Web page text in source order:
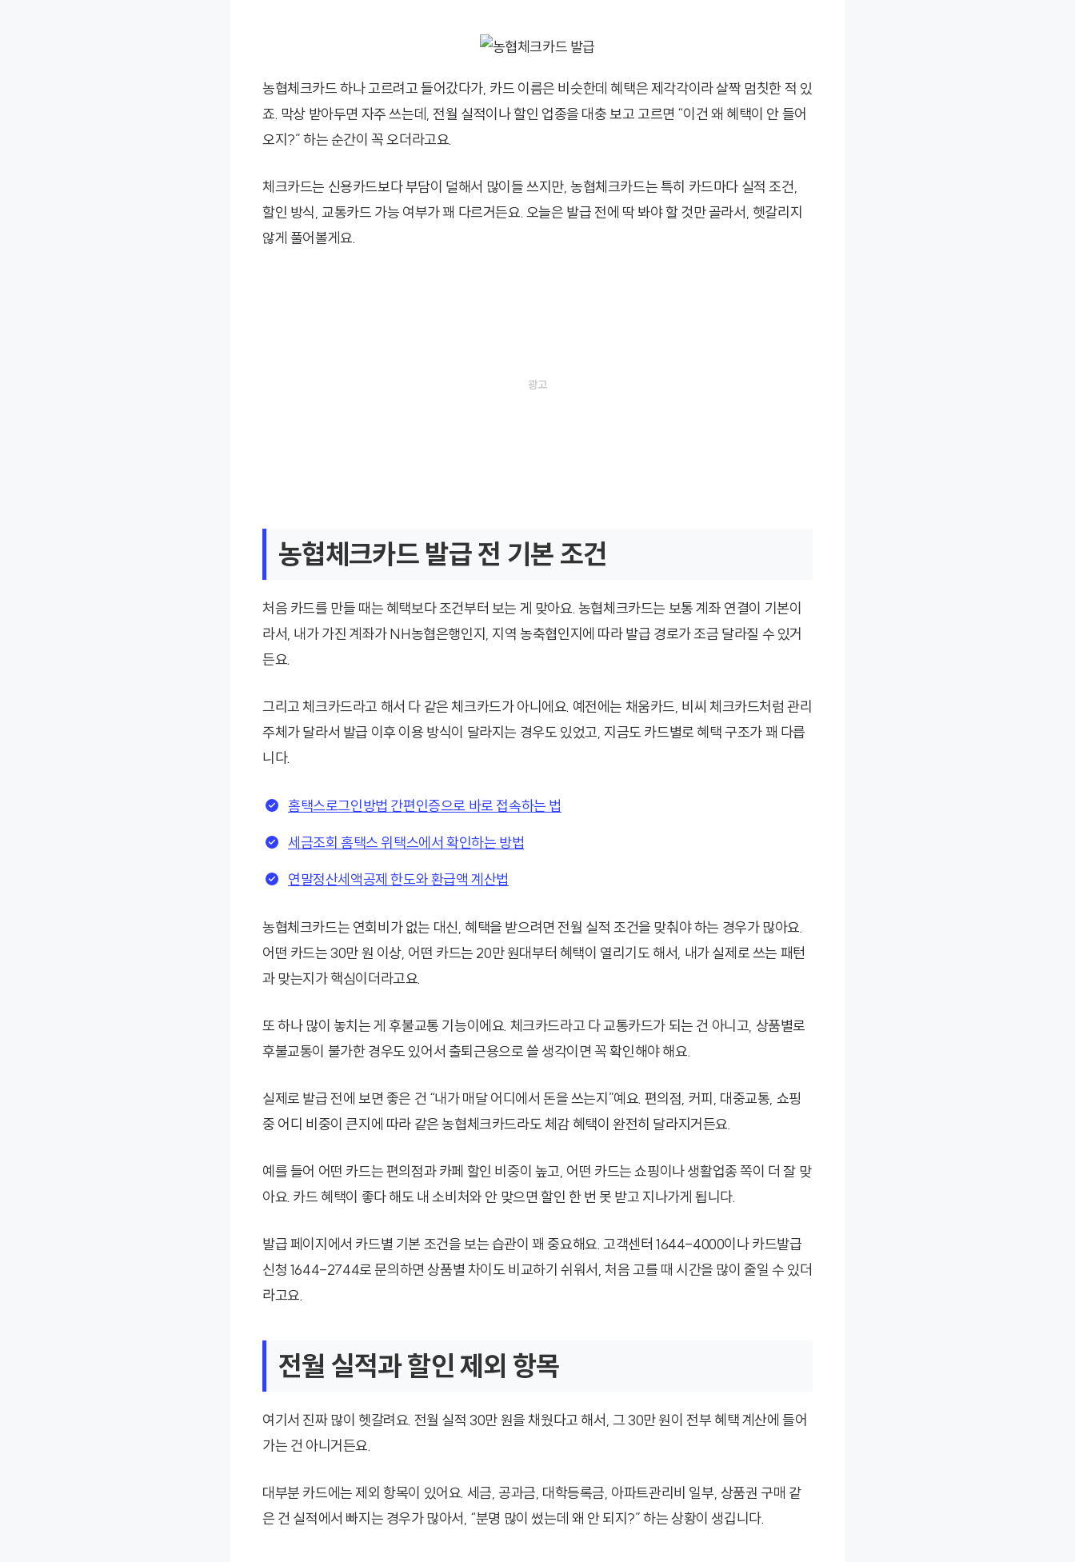
농협체크카드 하나 고르려고 들어갔다가, 카드 이름은 비슷한데 혜택은 제각각이라 살짝 멈칫한 적 있
죠. 막상 받아두면 자주 쓰는데, 전월 실적이나 할인 업종을 대충 보고 고르면 “이건 왜 혜택이 안 들어
오지?” 하는 순간이 꼭 오더라고요.
체크카드는 신용카드보다 부담이 덜해서 많이들 쓰지만, 농협체크카드는 특히 카드마다 실적 조건,
할인 방식, 교통카드 가능 여부가 꽤 다르거든요. 오늘은 발급 전에 딱 봐야 할 것만 골라서, 헷갈리지
않게 풀어볼게요.
농협체크카드 발급 전 기본 조건
처음 카드를 만들 때는 혜택보다 조건부터 보는 게 맞아요. 농협체크카드는 보통 계좌 연결이 기본이
라서, 내가 가진 계좌가 NH농협은행인지, 지역 농축협인지에 따라 발급 경로가 조금 달라질 수 있거
든요.
그리고 체크카드라고 해서 다 같은 체크카드가 아니에요. 예전에는 채움카드, 비씨 체크카드처럼 관리
주체가 달라서 발급 이후 이용 방식이 달라지는 경우도 있었고, 지금도 카드별로 혜택 구조가 꽤 다릅
니다.
홈택스로그인방법 간편인증으로 바로 접속하는 법
세금조회 홈택스 위택스에서 확인하는 방법
연말정산세액공제 한도와 환급액 계산법
농협체크카드는 연회비가 없는 대신, 혜택을 받으려면 전월 실적 조건을 맞춰야 하는 경우가 많아요.
어떤 카드는 30만 원 이상, 어떤 카드는 20만 원대부터 혜택이 열리기도 해서, 내가 실제로 쓰는 패턴
과 맞는지가 핵심이더라고요.
또 하나 많이 놓치는 게 후불교통 기능이에요. 체크카드라고 다 교통카드가 되는 건 아니고, 상품별로
후불교통이 불가한 경우도 있어서 출퇴근용으로 쓸 생각이면 꼭 확인해야 해요.
실제로 발급 전에 보면 좋은 건 “내가 매달 어디에서 돈을 쓰는지”예요. 편의점, 커피, 대중교통, 쇼핑
중 어디 비중이 큰지에 따라 같은 농협체크카드라도 체감 혜택이 완전히 달라지거든요.
예를 들어 어떤 카드는 편의점과 카페 할인 비중이 높고, 어떤 카드는 쇼핑이나 생활업종 쪽이 더 잘 맞
아요. 카드 혜택이 좋다 해도 내 소비처와 안 맞으면 할인 한 번 못 받고 지나가게 됩니다.
발급 페이지에서 카드별 기본 조건을 보는 습관이 꽤 중요해요. 고객센터 1644-4000이나 카드발급
신청 1644-2744로 문의하면 상품별 차이도 비교하기 쉬워서, 처음 고를 때 시간을 많이 줄일 수 있더
라고요.
전월 실적과 할인 제외 항목
여기서 진짜 많이 헷갈려요. 전월 실적 30만 원을 채웠다고 해서, 그 30만 원이 전부 혜택 계산에 들어
가는 건 아니거든요.
대부분 카드에는 제외 항목이 있어요. 세금, 공과금, 대학등록금, 아파트관리비 일부, 상품권 구매 같
은 건 실적에서 빠지는 경우가 많아서, “분명 많이 썼는데 왜 안 되지?” 하는 상황이 생깁니다.